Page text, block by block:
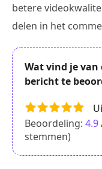
betere
delen in het
Wat vind je
bericht te
Beoordeling: 4.9
stemmen)